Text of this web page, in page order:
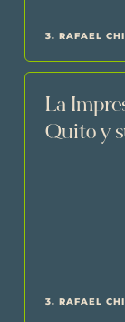
3. RAFAEL
La
Quito y
3. RAFAEL